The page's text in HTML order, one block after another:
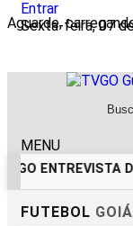
Aguarde,
Entrar
Sexta-feira, 07
MENU
ENTREVISTA
EM ALTA
FUTEBOL